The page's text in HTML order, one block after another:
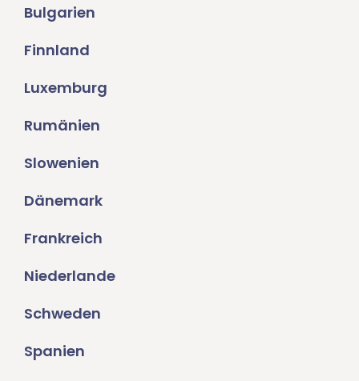
Bulgarien
Finnland
Luxemburg
Rumänien
Slowenien
Dänemark
Frankreich
Niederlande
Schweden
Spanien